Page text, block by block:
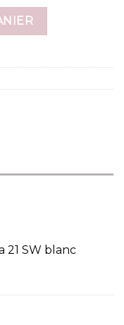
21 SW blanc